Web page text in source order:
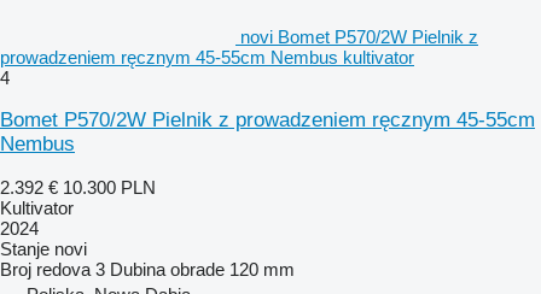
novi Bomet P570/2W Pielnik z
prowadzeniem ręcznym 45-55cm Nembus kultivator
4
Bomet P570/2W Pielnik z prowadzeniem ręcznym 45-55cm
Nembus
2.392 € 10.300 PLN
Kultivator
2024
Stanje novi
Broj redova 3 Dubina obrade 120 mm